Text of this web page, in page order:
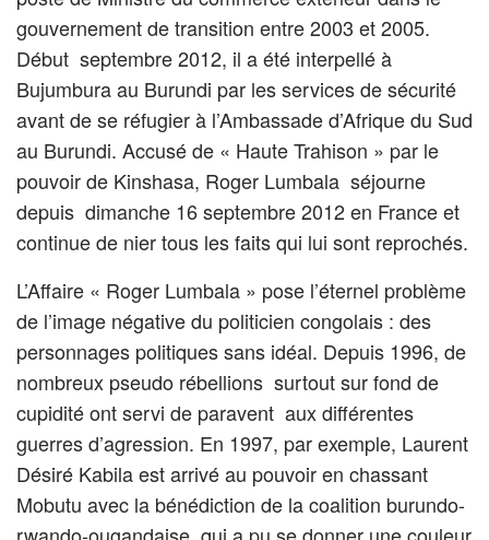
gouvernement de transition entre 2003 et 2005.
Début septembre 2012, il a été interpellé à
Bujumbura au Burundi par les services de sécurité
avant de se réfugier à l’Ambassade d’Afrique du Sud
au Burundi. Accusé de « Haute Trahison » par le
pouvoir de Kinshasa, Roger Lumbala séjourne
depuis dimanche 16 septembre 2012 en France et
continue de nier tous les faits qui lui sont reprochés.
L’Affaire « Roger Lumbala » pose l’éternel problème
de l’image négative du politicien congolais : des
personnages politiques sans idéal. Depuis 1996, de
nombreux pseudo rébellions surtout sur fond de
cupidité ont servi de paravent aux différentes
guerres d’agression. En 1997, par exemple, Laurent
Désiré Kabila est arrivé au pouvoir en chassant
Mobutu avec la bénédiction de la coalition burundo-